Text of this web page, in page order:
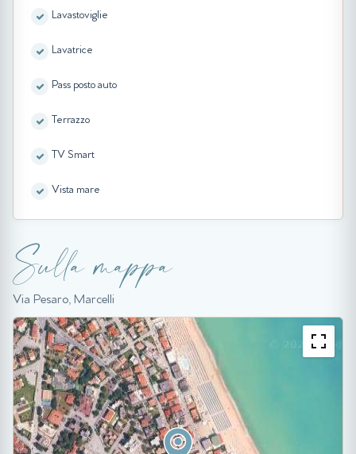
Lavastoviglie
Lavatrice
Pass posto auto
Terrazzo
TV Smart
Vista mare
Sulla mappa
Via Pesaro, Marcelli